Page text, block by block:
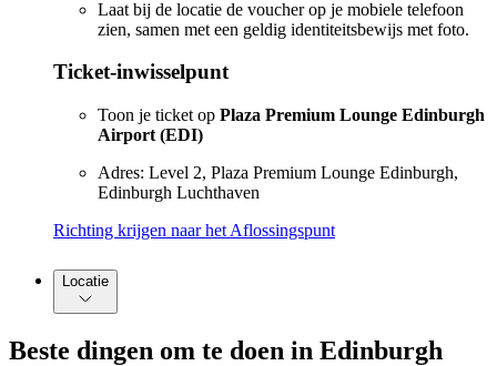
Laat bij de locatie de voucher op je mobiele telefoon
zien, samen met een geldig identiteitsbewijs met foto.
Ticket-inwisselpunt
Toon je ticket op Plaza Premium Lounge Edinburgh
Airport (EDI)
Adres: Level 2, Plaza Premium Lounge Edinburgh,
Edinburgh Luchthaven
Richting krijgen naar het Aflossingspunt
Locatie
Beste dingen om te doen in Edinburgh